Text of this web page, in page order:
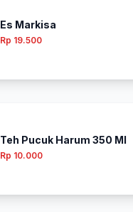
Es Markisa
Rp 19.500
Teh Pucuk Harum 350 Ml
Rp 10.000